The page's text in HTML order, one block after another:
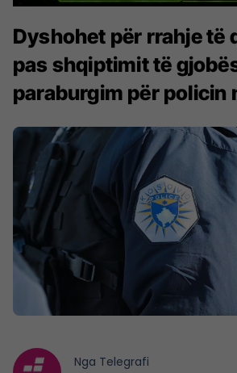
Dyshohet për rrahje të
pas shqiptimit të
paraburgim për policin
Nga Telegrafi